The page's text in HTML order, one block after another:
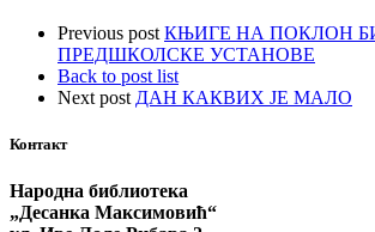
Previous post КЊИГЕ НА ПОКЛОН
ПРЕДШКОЛСКЕ УСТАНОВЕ
Back to post list
Next post ДАН КАКВИХ ЈЕ МАЛО
Контакт
Народна библиотека
„Десанка Максимовић“